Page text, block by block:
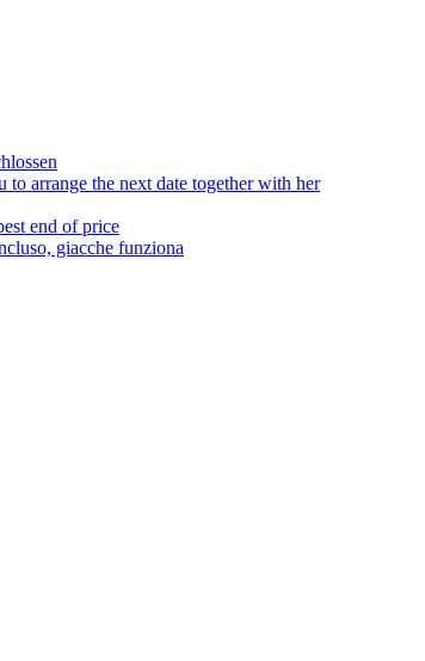
arrange the next date together with her
end of price
giacche funziona